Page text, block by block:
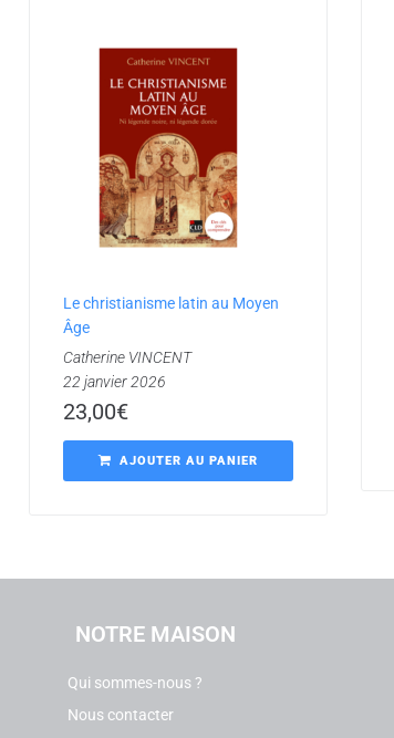
Le christianisme latin au Moyen
Âge
Catherine VINCENT
22 janvier 2026
23,00€
AJOUTER AU PANIER
NOTRE MAISON
Qui sommes-nous ?
Nous contacter